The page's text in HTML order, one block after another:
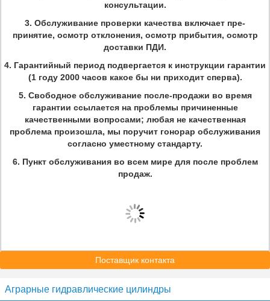
консультации.
3. Обслуживание проверки качества включает пре-
принятие, осмотр отклонения, осмотр прибытия, осмотр
доставки ПДИ.
4. Гарантийный период подвергается к инструкции гарантии
(1 году 2000 часов какое бы ни приходит сперва).
5. Свободное обслуживание после-продажи во время
гарантии ссылается на проблемы причиненные
качественными вопросами; любая не качественная
проблема произошла, мы поручит гонорар обслуживания
согласно уместному стандарту.
6. Пункт обслуживания во всем мире для после проблем
продаж.
Поставщик контакта
Аграрные гидравлические цилиндры